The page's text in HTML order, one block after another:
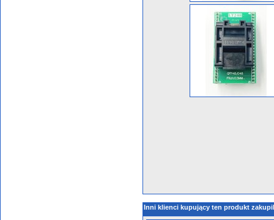
Inni klienci kupujący ten produkt